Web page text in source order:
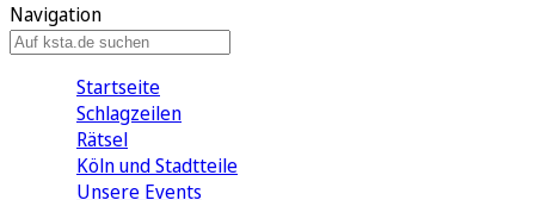
Navigation
Startseite
Schlagzeilen
Rätsel
Köln und Stadtteile
Unsere Events